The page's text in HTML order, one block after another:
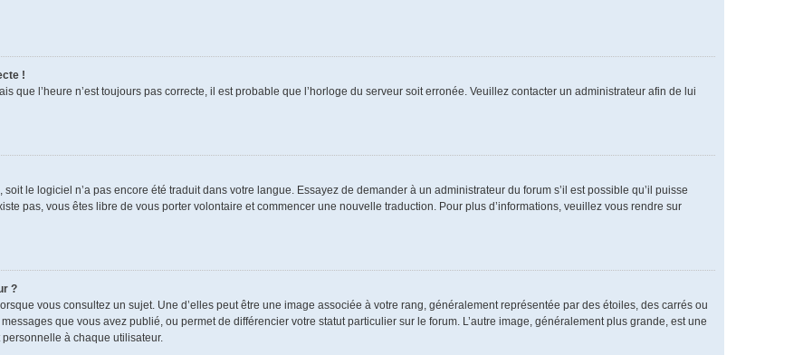
!
que l’heure n’est toujours pas correcte, il est probable que l’horloge du serveur soit erronée. Veuillez contacter un administrateur afin de lui
le logiciel n’a pas encore été traduit dans votre langue. Essayez de demander à un administrateur du forum s’il est possible qu’il puisse
pas, vous êtes libre de vous porter volontaire et commencer une nouvelle traduction. Pour plus d’informations, veuillez vous rendre sur
?
vous consultez un sujet. Une d’elles peut être une image associée à votre rang, généralement représentée par des étoiles, des carrés ou
que vous avez publié, ou permet de différencier votre statut particulier sur le forum. L’autre image, généralement plus grande, est une
à chaque utilisateur.